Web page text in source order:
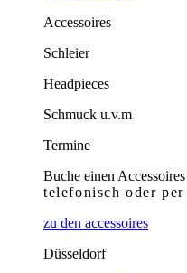
Accessoires
Schleier
Headpieces
Schmuck u.v.m
Termine
Buche einen
telefonischoder
zu den accessoires
Düsseldorf